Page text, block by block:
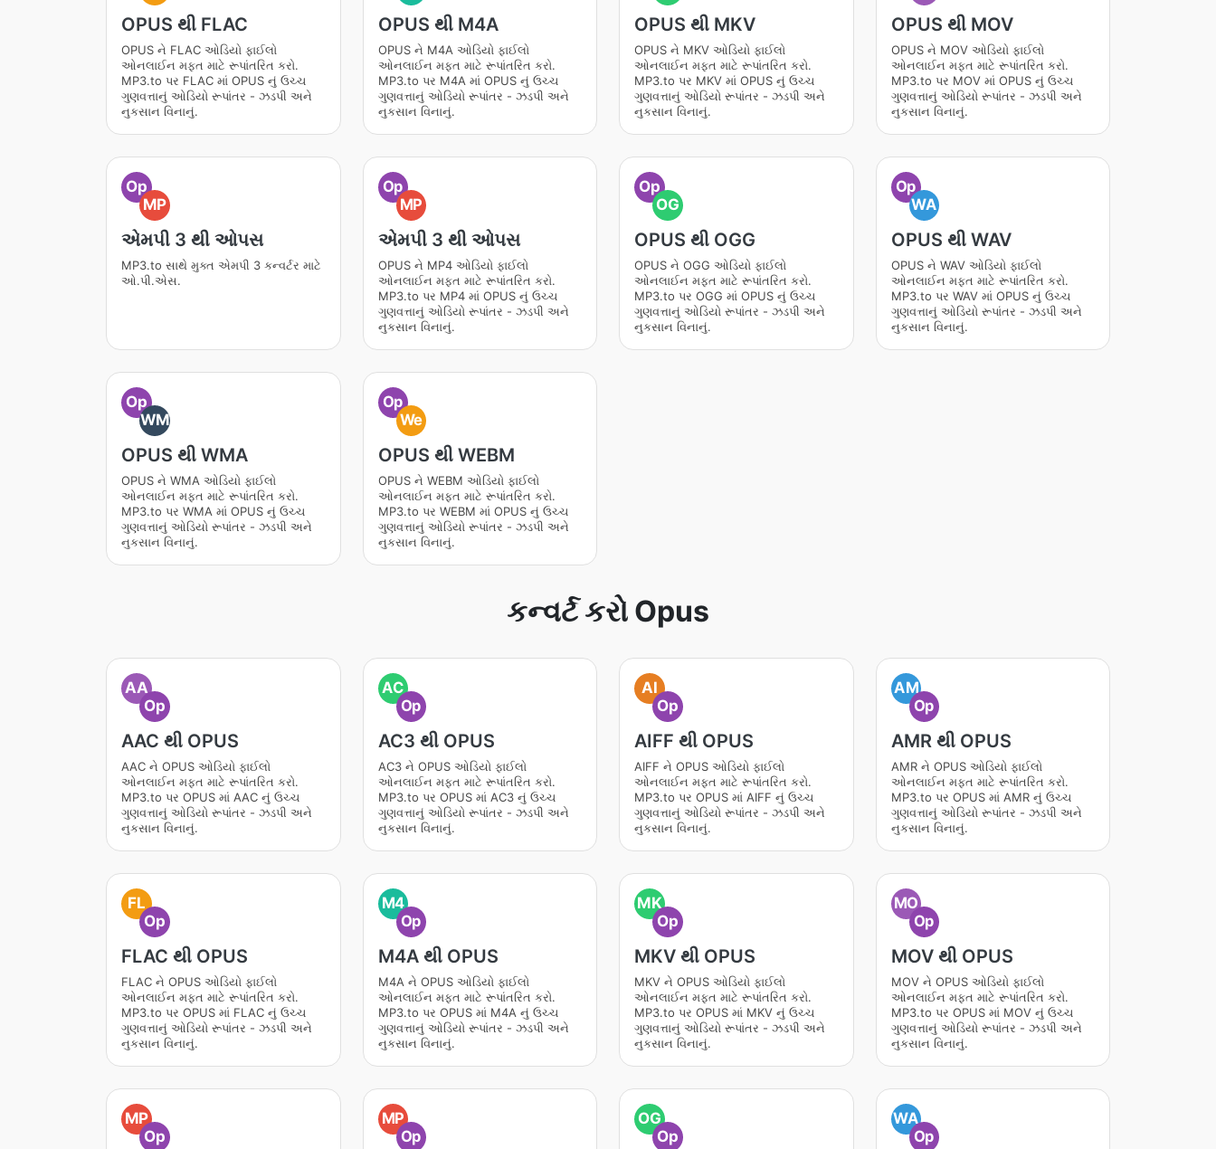
OPUS થી FLAC
OPUS ને FLAC ઓડિયો ફાઈલો
ઓનલાઈન મફત માટે રૂપાંતરિત કરો.
MP3.to પર FLAC માં OPUS નું ઉચ્ચ
ગુણવત્તાનું ઓડિયો રૂપાંતર - ઝડપી અને
નુકસાન વિનાનું.
OPUS થી M4A
OPUS ને M4A ઓડિયો ફાઈલો
ઓનલાઈન મફત માટે રૂપાંતરિત કરો.
MP3.to પર M4A માં OPUS નું ઉચ્ચ
ગુણવત્તાનું ઓડિયો રૂપાંતર - ઝડપી અને
નુકસાન વિનાનું.
OPUS થી MKV
OPUS ને MKV ઓડિયો ફાઈલો
ઓનલાઈન મફત માટે રૂપાંતરિત કરો.
MP3.to પર MKV માં OPUS નું ઉચ્ચ
ગુણવત્તાનું ઓડિયો રૂપાંતર - ઝડપી અને
નુકસાન વિનાનું.
OPUS થી MOV
OPUS ને MOV ઓડિયો ફાઈલો
ઓનલાઈન મફત માટે રૂપાંતરિત કરો.
MP3.to પર MOV માં OPUS નું ઉચ્ચ
ગુણવત્તાનું ઓડિયો રૂપાંતર - ઝડપી અને
નુકસાન વિનાનું.
Op
MP
એમપી 3 થી ઓપસ
MP3.to સાથે મુક્ત એમપી 3 કન્વર્ટર માટે
ઓ.પી.એસ.
Op
MP
એમપી 3 થી ઓપસ
OPUS ને MP4 ઓડિયો ફાઈલો
ઓનલાઈન મફત માટે રૂપાંતરિત કરો.
MP3.to પર MP4 માં OPUS નું ઉચ્ચ
ગુણવત્તાનું ઓડિયો રૂપાંતર - ઝડપી અને
નુકસાન વિનાનું.
Op
OG
OPUS થી OGG
OPUS ને OGG ઓડિયો ફાઈલો
ઓનલાઈન મફત માટે રૂપાંતરિત કરો.
MP3.to પર OGG માં OPUS નું ઉચ્ચ
ગુણવત્તાનું ઓડિયો રૂપાંતર - ઝડપી અને
નુકસાન વિનાનું.
Op
WA
OPUS થી WAV
OPUS ને WAV ઓડિયો ફાઈલો
ઓનલાઈન મફત માટે રૂપાંતરિત કરો.
MP3.to પર WAV માં OPUS નું ઉચ્ચ
ગુણવત્તાનું ઓડિયો રૂપાંતર - ઝડપી અને
નુકસાન વિનાનું.
Op
WM
OPUS થી WMA
OPUS ને WMA ઓડિયો ફાઈલો
ઓનલાઈન મફત માટે રૂપાંતરિત કરો.
MP3.to પર WMA માં OPUS નું ઉચ્ચ
ગુણવત્તાનું ઓડિયો રૂપાંતર - ઝડપી અને
નુકસાન વિનાનું.
Op
We
OPUS થી WEBM
OPUS ને WEBM ઓડિયો ફાઈલો
ઓનલાઈન મફત માટે રૂપાંતરિત કરો.
MP3.to પર WEBM માં OPUS નું ઉચ્ચ
ગુણવત્તાનું ઓડિયો રૂપાંતર - ઝડપી અને
નુકસાન વિનાનું.
કન્વર્ટ કરો Opus
AA
Op
AAC થી OPUS
AAC ને OPUS ઓડિયો ફાઈલો
ઓનલાઈન મફત માટે રૂપાંતરિત કરો.
MP3.to પર OPUS માં AAC નું ઉચ્ચ
ગુણવત્તાનું ઓડિયો રૂપાંતર - ઝડપી અને
નુકસાન વિનાનું.
AC
Op
AC3 થી OPUS
AC3 ને OPUS ઓડિયો ફાઈલો
ઓનલાઈન મફત માટે રૂપાંતરિત કરો.
MP3.to પર OPUS માં AC3 નું ઉચ્ચ
ગુણવત્તાનું ઓડિયો રૂપાંતર - ઝડપી અને
નુકસાન વિનાનું.
AI
Op
AIFF થી OPUS
AIFF ને OPUS ઓડિયો ફાઈલો
ઓનલાઈન મફત માટે રૂપાંતરિત કરો.
MP3.to પર OPUS માં AIFF નું ઉચ્ચ
ગુણવત્તાનું ઓડિયો રૂપાંતર - ઝડપી અને
નુકસાન વિનાનું.
AM
Op
AMR થી OPUS
AMR ને OPUS ઓડિયો ફાઈલો
ઓનલાઈન મફત માટે રૂપાંતરિત કરો.
MP3.to પર OPUS માં AMR નું ઉચ્ચ
ગુણવત્તાનું ઓડિયો રૂપાંતર - ઝડપી અને
નુકસાન વિનાનું.
FL
Op
FLAC થી OPUS
FLAC ને OPUS ઓડિયો ફાઈલો
ઓનલાઈન મફત માટે રૂપાંતરિત કરો.
MP3.to પર OPUS માં FLAC નું ઉચ્ચ
ગુણવત્તાનું ઓડિયો રૂપાંતર - ઝડપી અને
નુકસાન વિનાનું.
M4
Op
M4A થી OPUS
M4A ને OPUS ઓડિયો ફાઈલો
ઓનલાઈન મફત માટે રૂપાંતરિત કરો.
MP3.to પર OPUS માં M4A નું ઉચ્ચ
ગુણવત્તાનું ઓડિયો રૂપાંતર - ઝડપી અને
નુકસાન વિનાનું.
MK
Op
MKV થી OPUS
MKV ને OPUS ઓડિયો ફાઈલો
ઓનલાઈન મફત માટે રૂપાંતરિત કરો.
MP3.to પર OPUS માં MKV નું ઉચ્ચ
ગુણવત્તાનું ઓડિયો રૂપાંતર - ઝડપી અને
નુકસાન વિનાનું.
MO
Op
MOV થી OPUS
MOV ને OPUS ઓડિયો ફાઈલો
ઓનલાઈન મફત માટે રૂપાંતરિત કરો.
MP3.to પર OPUS માં MOV નું ઉચ્ચ
ગુણવત્તાનું ઓડિયો રૂપાંતર - ઝડપી અને
નુકસાન વિનાનું.
MP
Op
MP
Op
OG
Op
WA
Op